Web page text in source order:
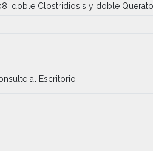
doble Clostridiosis y doble Querato
al Escritorio